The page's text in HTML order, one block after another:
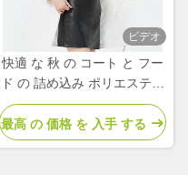
ビデオ
快適 な 秋 の コート と フー
ド の 詰め込み ポリエステル
女性 の 春 の コート と ジャ
ケット
最高 の 価格 を 入手 する